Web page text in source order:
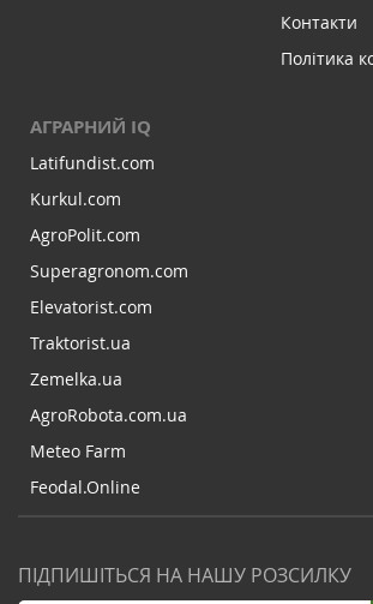
Контакти
Політика
АГРАРНИЙ IQ
Latifundist.com
Kurkul.com
AgroPolit.com
Superagronom.com
Elevatorist.com
Traktorist.ua
Zemelka.ua
AgroRobota.com.ua
Meteo Farm
Feodal.Online
ПІДПИШІТЬСЯ НА НАШУ РОЗСИЛКУ